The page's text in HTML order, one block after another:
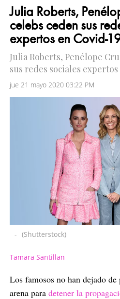
Julia Roberts,
celebs ceden sus
expertos en Covid-
Julia Roberts, Penélope
sus redes sociales
jue 21 mayo 2020 03:22 PM
- (Shutterstock)
Tamara Santillan
Los famosos no han dejado
arena para detener la